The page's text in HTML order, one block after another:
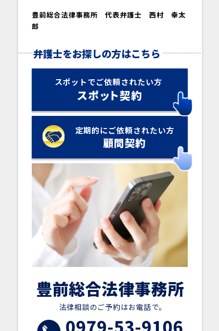
豊前総合法律事務所 代表弁護士 西村 幸太
郎
弁護士をお探しの方はこちら
スポットでご依頼されたい方
スポット契約
定期的にご依頼されたい方
顧問契約
豊前総合法律事務所
法律相談のご予約はお電話で。